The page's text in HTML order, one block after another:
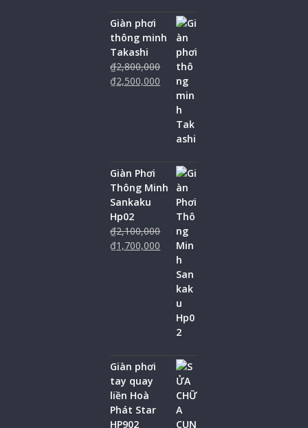
Giàn phơi
thông minh
Takashi
₫2,800,000
₫2,500,000
Giàn Phơi
Thông Minh
Sankaku
Hp02
₫2,100,000
₫1,700,000
Giàn phơi
tay quay
liền Hoà
Phát Star
HP902